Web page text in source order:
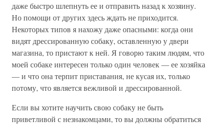
даже быстро шлепнуть ее и отправить назад к хозяину.
Но помощи от других здесь ждать не приходится.
Некоторых типов я нахожу даже опасными: когда они
видят дрессированную собаку, оставленную у двери
магазина, то пристают к ней. Я говорю таким людям, что
моей собаке интересен только один человек — ее хозяйка
— и что она терпит приставания, не кусая их, только
потому, что является вежливой и дрессированной.
Если вы хотите научить свою собаку не быть
приветливой с незнакомцами, то вы должны обратиться